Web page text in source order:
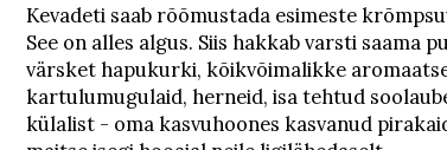
Kevadeti saab rõõmustada esimeste
See on alles algus. Siis hakkab varsti saama
värsket hapukurki, kõikvõimalikke
kartulumugulaid, herneid, isa tehtud
külalist - oma kasvuhoones kasvanud